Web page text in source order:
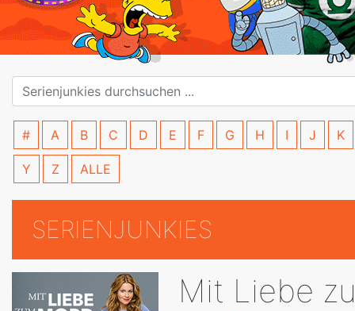
# A B C D E F G H I J K
Y Z ALLE
SERIENJUNKIES
Mit Liebe